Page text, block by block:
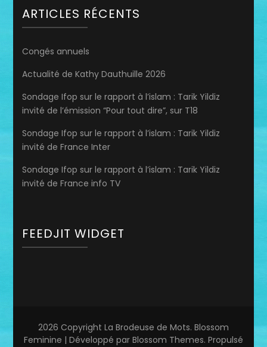
ARTICLES RÉCENTS
Congés annuels
Actualité de Kathy Dauthuille 2026
Sondage Ifop sur le rapport à l’islam : Tarik Yildiz
invité de l’émission “Pour tout dire”, sur T18
Sondage Ifop sur le rapport à l’islam : Tarik Yildiz
invité de France Inter
Sondage Ifop sur le rapport à l’islam : Tarik Yildiz
invité de France info TV
FEEDJIT WIDGET
2026 Copyright La Brodeuse de Mots. Blossom
Feminine | Développé par Blossom Themes. Propulsé